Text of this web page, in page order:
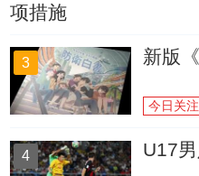
项措施
3 新版
今日关注
4 U17